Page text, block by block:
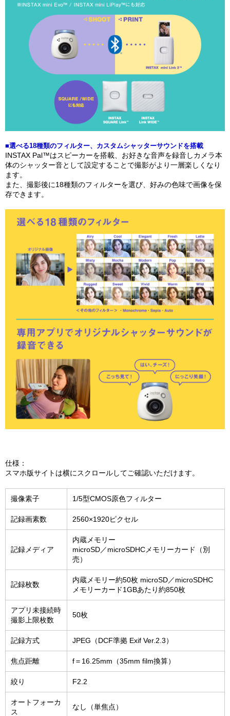
■選べる18種類のフィルター、カスタムシャッターサウンドを搭載
INSTAX Pal™はスピーカーを搭載、お好きな音声を録音しカメラ本
体のシャッター音として設定することで撮影がより一層楽しくなり
ます。
また、撮影後に18種類のフィルターを選び、好みの色味で画像を保
存できます。
仕様：
スマホ版サイトは横にスクロールしてご確認いただけます。
撮像素子 1/5型CMOS原色フィルター
記録画素数 2560×1920ピクセル
記録メディア
内蔵メモリー
microSD／microSDHCメモリーカード（別
売）
記録枚数
内蔵メモリー約50枚 microSD／microSDHC
メモリーカード1GBあたり約850枚
アプリ未接続時
撮影上限枚数
50枚
記録方式 JPEG（DCF準拠 Exif Ver.2.3）
焦点距離 f＝16.25mm（35mm film換算）
絞り F2.2
オートフォーカ
ス
なし（単焦点）